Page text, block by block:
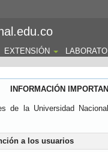
EXTENSIÓN
INFORMACIÓN
de la Universidad
a los usuarios